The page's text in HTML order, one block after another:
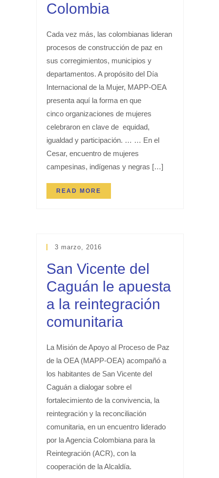
Colombia
Cada vez más, las colombianas lideran
procesos de construcción de paz en
sus corregimientos, municipios y
departamentos. A propósito del Día
Internacional de la Mujer, MAPP-OEA
presenta aquí la forma en que
cinco organizaciones de mujeres
celebraron en clave de equidad,
igualdad y participación. … … En el
Cesar, encuentro de mujeres
campesinas, indígenas y negras […]
READ MORE
3 marzo, 2016
San Vicente del
Caguán le apuesta
a la reintegración
comunitaria
La Misión de Apoyo al Proceso de Paz
de la OEA (MAPP-OEA) acompañó a
los habitantes de San Vicente del
Caguán a dialogar sobre el
fortalecimiento de la convivencia, la
reintegración y la reconciliación
comunitaria, en un encuentro liderado
por la Agencia Colombiana para la
Reintegración (ACR), con la
cooperación de la Alcaldía.